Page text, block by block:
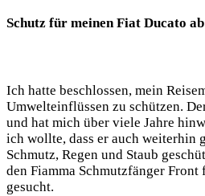
Schutz für meinen Fiat Ducato
Ich hatte beschlossen, mein
Umwelteinflüssen zu schützen.
und hat mich über viele Jahre
ich wollte, dass er auch weiterhin
Schmutz, Regen und Staub
den Fiamma Schmutzfänger
gesucht.